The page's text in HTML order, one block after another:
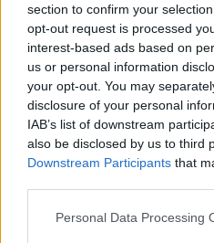
section to confirm your
opt-out request is processed
interest-based ads based on
us or personal information
your opt-out. You may
disclosure of your personal
IAB’s list of downstream
also be disclosed by us to third
Downstream Participants that
Please note that this website/
Personal Data Processing
Αθλητισμός|12.03.2024
Εθνική ομάδα: Οι
τον «τελικό» με το
Επέστρεψε ο Τζόλης
Η Εθνική ομάδα